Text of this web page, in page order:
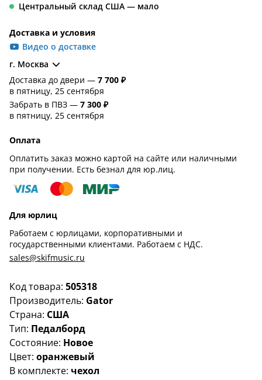
Код товара: 505318
Производитель: Gator
Страна: США
Тип: Педалборд
Состояние: Новое
Цвет: оранжевый
В комплекте: чехол
Центральный склад США — мало
Доставка и условия
Видео о доставке
г. Москва
Доставка до двери — 7 700 ₽
в пятницу, 25 сентября
Забрать в ПВЗ — 7 300 ₽
в пятницу, 25 сентября
Оплата
Оплатить заказ можно картой на сайте или наличными
при получении. Есть безнал для юр.лиц.
Для юрлиц
Работаем с юрлицами, корпоративными и
государственными клиентами. Работаем с НДС.
sales@skifmusic.ru